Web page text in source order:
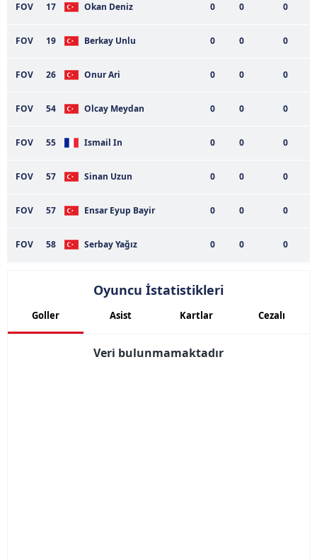
FOV 17 Okan Deniz 0 0 0
FOV 19 Berkay Unlu 0 0 0
FOV 26 Onur Ari 0 0 0
FOV 54 Olcay Meydan 0 0 0
FOV 55 Ismail In 0 0 0
FOV 57 Sinan Uzun 0 0 0
FOV 57 Ensar Eyup Bayir 0 0 0
FOV 58 Serbay Yağız 0 0 0
Oyuncu İstatistikleri
Goller Asist Kartlar Cezalı
Veri bulunmamaktadır